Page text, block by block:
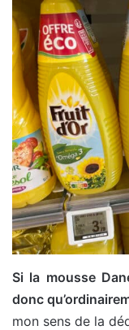
Si la mousse
donc
mon sens de la